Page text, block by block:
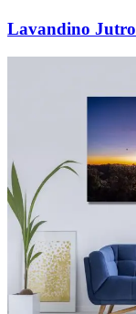
Lavandino Jutro